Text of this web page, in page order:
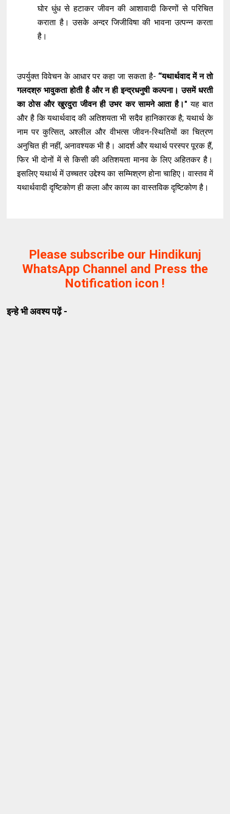
घोर धुंध से हटाकर जीवन की आशावादी किरणों से परिचित
कराता है। उसके अन्दर जिजीविषा की भावना उत्पन्न करता
है।
उपर्युक्त विवेचन के आधार पर कहा जा सकता है- “यथार्थवाद में न तो
गलदश्रु भावुकता होती है और न ही इन्द्रधनुषी कल्पना। उसमें धरती
का ठोस और खुरदुरा जीवन ही उभर कर सामने आता है।"यह बात
और है कि यथार्थवाद की अतिशयता भी सदैव हानिकारक है; यथार्थ के
नाम पर कुत्सित, अश्लील और वीभत्स जीवन-स्थितियों का चित्रण
अनुचित ही नहीं, अनावश्यक भी है। आदर्श और यथार्थ परस्पर पूरक हैं,
फिर भी दोनों में से किसी की अतिशयता मानव के लिए अहितकर है।
इसलिए यथार्थ में उच्चतर उद्देश्य का सम्मिश्रण होना चाहिए। वास्तव में
यथार्थवादी दृष्टिकोण ही कला और काव्य का वास्तविक दृष्टिकोण है।
Please subscribe our Hindikunj
WhatsApp Channel and Press the
Notification icon !
इन्हे भी अवश्य पढ़ें -